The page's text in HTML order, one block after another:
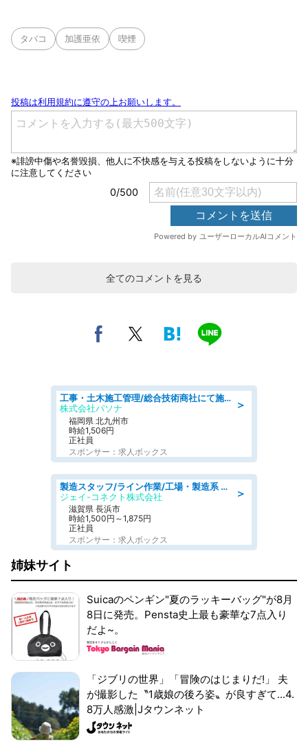
タバコ 加護亜依 喫煙
全てのコメントを見る
＞
工事・土木施工管理/総合技術商社にて施工管理のお仕事/即日勤務可/車通勤可/工事・土木施工管理/生産・品質管理
株式会社パソナ
福岡県 北九州市
時給1,506円
正社員
スポンサー：求人ボックス
＞
製造スタッフ/ライン作業/工場・製造系 エンジン部品の機械加工/未経験可/昼食代無料
ジェイ-コネクト株式会社
滋賀県 長浜市
時給1,500円～1,875円
正社員
スポンサー：求人ボックス
姉妹サイト
Suicaのペンギン"夏のラッキーバッグ"が8月
8日に発売。Pensta史上最も豪華な7点入り
だよ~。
「ジブリの世界」「冒険のはじまりだ!」 夫
が撮影した〝1歳娘の後ろ姿〟が良すぎて...4.
8万人感激|Jタウンネット